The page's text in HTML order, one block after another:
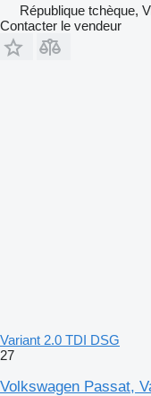
République tchèque,
Contacter le vendeur
Variant 2.0 TDI DSG
27
Volkswagen Passat,